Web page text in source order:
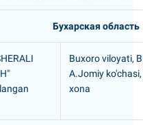
Бухарская область
Buxoro viloyati,
A.Jomiy
xona